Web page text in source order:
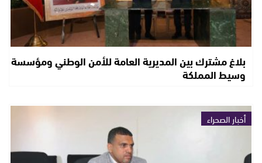
بلاغ مشترك بين المديرية العامة للأمن الوطني ومؤسسة
وسيط المملكة
أخبار الصحراء